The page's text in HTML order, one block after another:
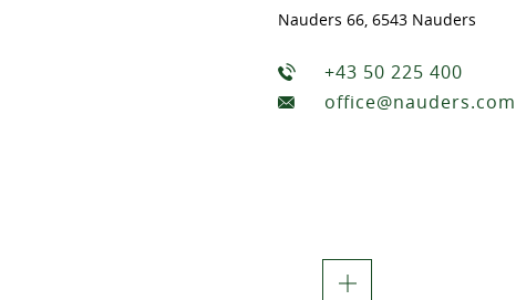
Nauders 66, 6543 Nauders
+43 50 225 400
office@nauders.com